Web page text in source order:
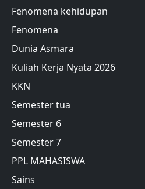
Fenomena kehidupan
Fenomena
Dunia Asmara
Kuliah Kerja Nyata 2026
KKN
Semester tua
Semester 6
Semester 7
PPL MAHASISWA
Sains